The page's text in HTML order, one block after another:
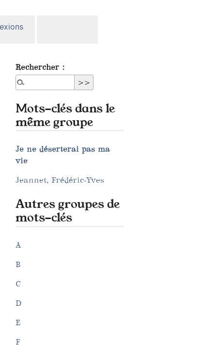
Rechercher :
Mots-clés dans le
même groupe
Je ne déserterai pas ma
vie
Jeannet, Frédéric-Yves
Autres groupes de
mots-clés
A
B
C
D
E
F